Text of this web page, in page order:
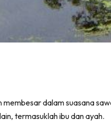
dalam suasana
termasuklah ibu dan ayah.